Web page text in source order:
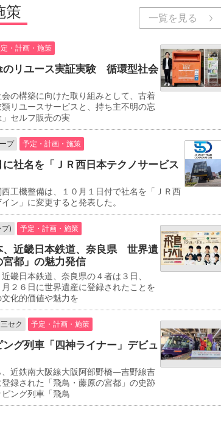
策 一覧を見る
・計画・施策
リユース実証実験 循環型社会
の構築に向けた取り組みとして、古着
リユースサービスと、持ち主不明の忘
セルフ販売の実
プ 予定・計画・施策
社名を「ＪＲ西日本テクノサービス
工機整備は、１０月１日付で社名を「ＪＲ西
ン」に変更すると発表した。
プ) 予定・計画・施策
、近畿日本鉄道、奈良県 世界遺
都」の魅力発信
畿日本鉄道、奈良県の４者は３日、
月２６日に世界遺産に登録されたことを
化的価値や魅力を
セク 予定・計画・施策
グ列車「四神ライナー」デビュ
近鉄南大阪線大阪阿部野橋―吉野線吉
録された「飛鳥・藤原の宮都」の史跡
ング列車「飛鳥